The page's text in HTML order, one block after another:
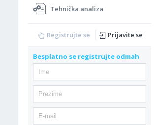
Tehnička analiza
Registrujte se Prijavite se
Besplatno se registrujte odmah